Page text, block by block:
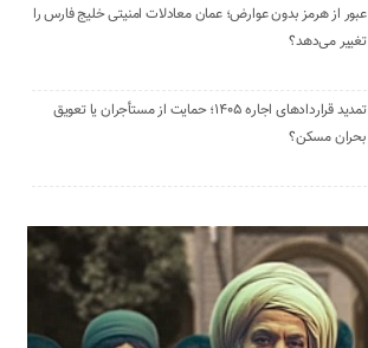
عبور از هرمز بدون عوارض؛ عمان معادلات امنیتی خلیج فارس را
تغییر می‌دهد؟
تمدید قراردادهای اجاره ۱۴۰۵؛ حمایت از مستأجران یا تعویق
بحران مسکن؟